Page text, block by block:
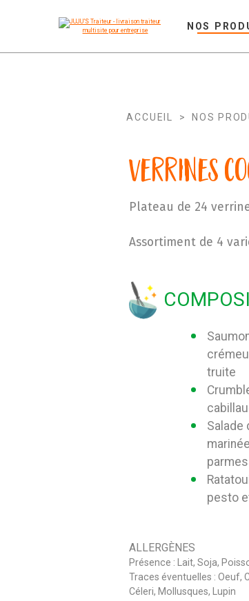
NOS
ACCUEIL > NOS
Verrines
Plateau de 24
Assortiment de 4
truite
Salade
pesto
ALLERGÈNES
Présence : Lait, Soja,
Traces éventuelles : Oeuf,
Céleri, Mollusques, Lupin